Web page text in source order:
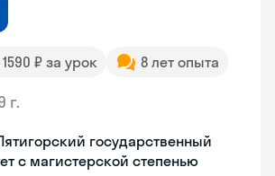
1590 ₽ за урок 8 лет опыта
г.
государственный
с магистерской степенью